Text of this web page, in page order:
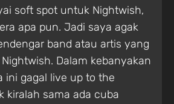
soft spot untuk Nightwish,
apa pun. Jadi saya agak
band atau artis yang
Dalam kebanyakan
ini gagal live up to the
kiralah sama ada cuba